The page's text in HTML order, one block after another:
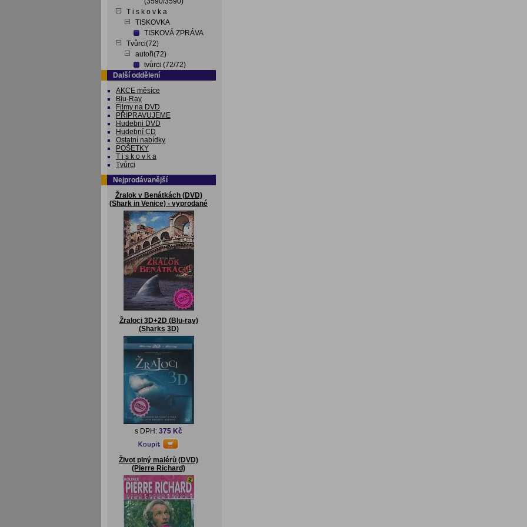
T i s k o v k a
TISKOVKA
TISKOVÁ ZPRÁVA
Tvůrci(72)
autoři(72)
tvůrci (72/72)
Další oddělení
AKCE měsíce
Blu-Ray
Filmy na DVD
PŘIPRAVUJEME
Hudebni DVD
Hudební CD
Ostatní nabídky
POŠETKY
T i s k o v k a
Tvůrci
Nejprodávanější
Žralok v Benátkách (DVD)
(Shark in Venice) - vyprodané
Žraloci 3D+2D (Blu-ray)
(Sharks 3D)
s DPH: 375 Kč
Život plný malérů (DVD)
(Pierre Richard)